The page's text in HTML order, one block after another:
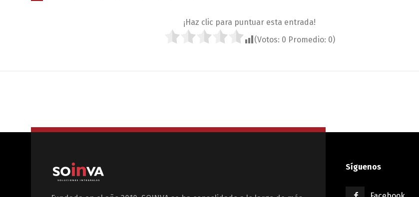
¡Haz clic para puntuar esta entrada!
(Votos: 0 Promedio: 0)
Síguenos